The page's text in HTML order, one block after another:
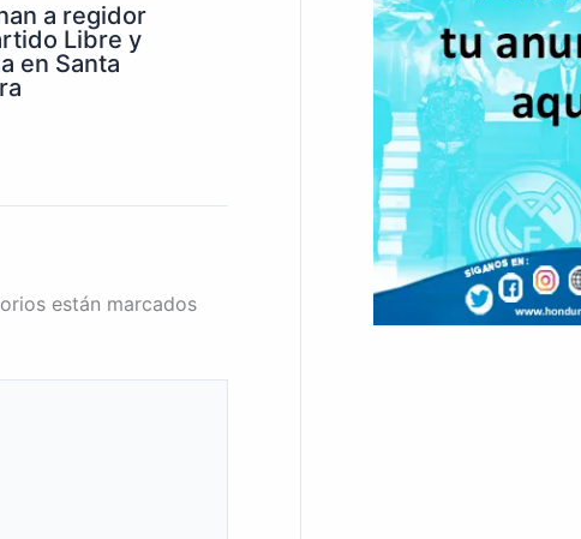
a regidor
Libre y
en Santa
están marcados